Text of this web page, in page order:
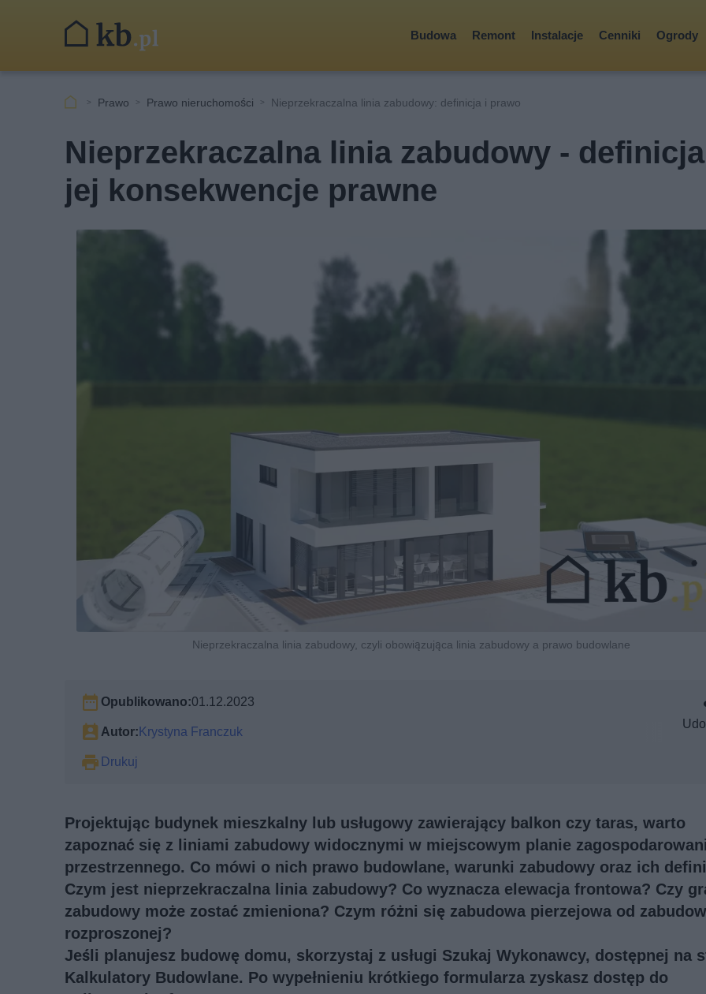
Budowa Remont Instalacje Cenniki Ogrody
Prawo Prawo nieruchomości Nieprzekraczalna linia zabudowy: definicja i prawo
Nieprzekraczalna linia zabudowy -
jej konsekwencje prawne
Nieprzekraczalna linia zabudowy, czyli obowiązująca linia zabudowy a prawo budowlane
Opublikowano:01.12.2023
Autor:Krystyna Franczuk
Drukuj
Projektując budynek mieszkalny lub usługowy zawierający balkon czy taras, warto
zapoznać się z liniami zabudowy widocznymi w miejscowym planie
przestrzennego. Co mówi o nich prawo budowlane, warunki zabudowy oraz ich
Czym jest nieprzekraczalna linia zabudowy? Co wyznacza elewacja frontowa? Czy
zabudowy może zostać zmieniona? Czym różni się zabudowa pierzejowa od
rozproszonej?
Jeśli planujesz budowę domu, skorzystaj z usługi Szukaj Wykonawcy, dostępnej na
Kalkulatory Budowlane. Po wypełnieniu krótkiego formularza zyskasz dostęp do